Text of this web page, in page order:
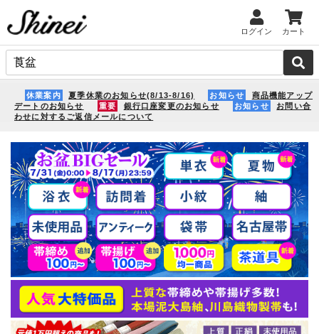
ログイン カート
休業案内 夏季休業のお知らせ(8/13-8/16) お知らせ
商品機能アップ
デートのお知らせ
重要 銀行口座変更のお知らせ お知らせ
お問い合
わせに対するご返信メールについて